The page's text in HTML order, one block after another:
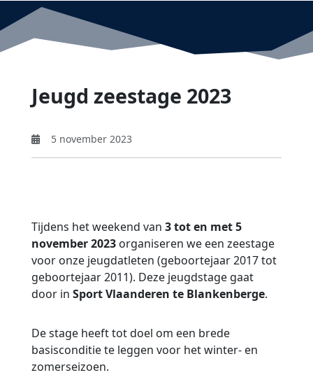
Jeugd zeestage 2023
5 november 2023
Tijdens het weekend van 3 tot en met 5
november 2023organiseren we een zeestage
voor onze jeugdatleten (geboortejaar 2017 tot
geboortejaar 2011). Deze jeugdstage gaat
door in Sport Vlaanderen te Blankenberge.
De stage heeft tot doel om een brede
basisconditie te leggen voor het winter- en
zomerseizoen.